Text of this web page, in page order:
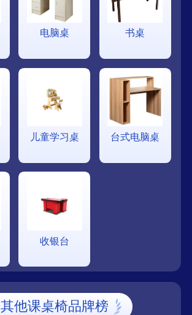
电脑桌 书桌
儿童学习桌 台式电脑桌
收银台
其他课桌椅品牌榜